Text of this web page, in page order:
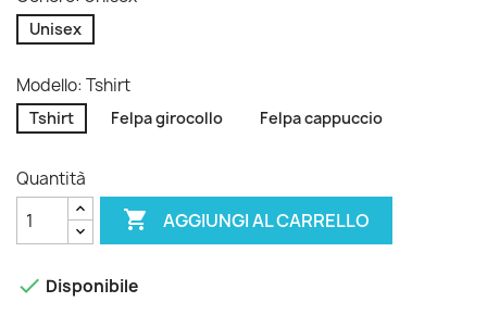
Unisex
Modello: Tshirt
Tshirt Felpa girocollo Felpa cappuccio
Quantità
 AGGIUNGI AL CARRELLO
 Disponibile